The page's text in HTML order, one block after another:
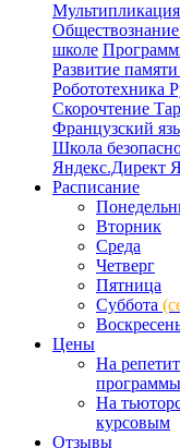
Мультипликация
Обществознание
школе
Развитие памяти
Робототехника
Скорочтение
Французский
Школа
Яндекс.Директ
Расписание
Вторник
Среда
Четверг
Пятница
Суббота
Цены
На
программы
На
курсовым
Отзывы